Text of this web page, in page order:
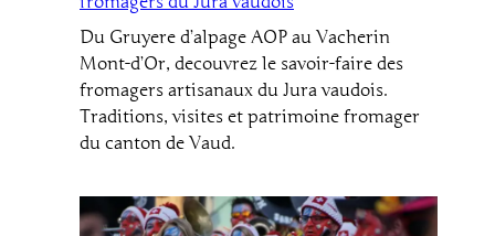
Du Gruyere d’alpage AOP au Vacherin
Mont-d’Or, decouvrez le savoir-faire des
fromagers artisanaux du Jura vaudois.
Traditions, visites et patrimoine fromager
du canton de Vaud.